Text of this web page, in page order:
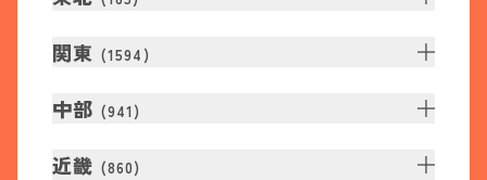
関東 (1594 )
中部 (941 )
近畿 (860)